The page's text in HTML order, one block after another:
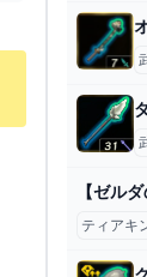
ティアキ